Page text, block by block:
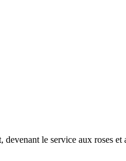
le service aux roses